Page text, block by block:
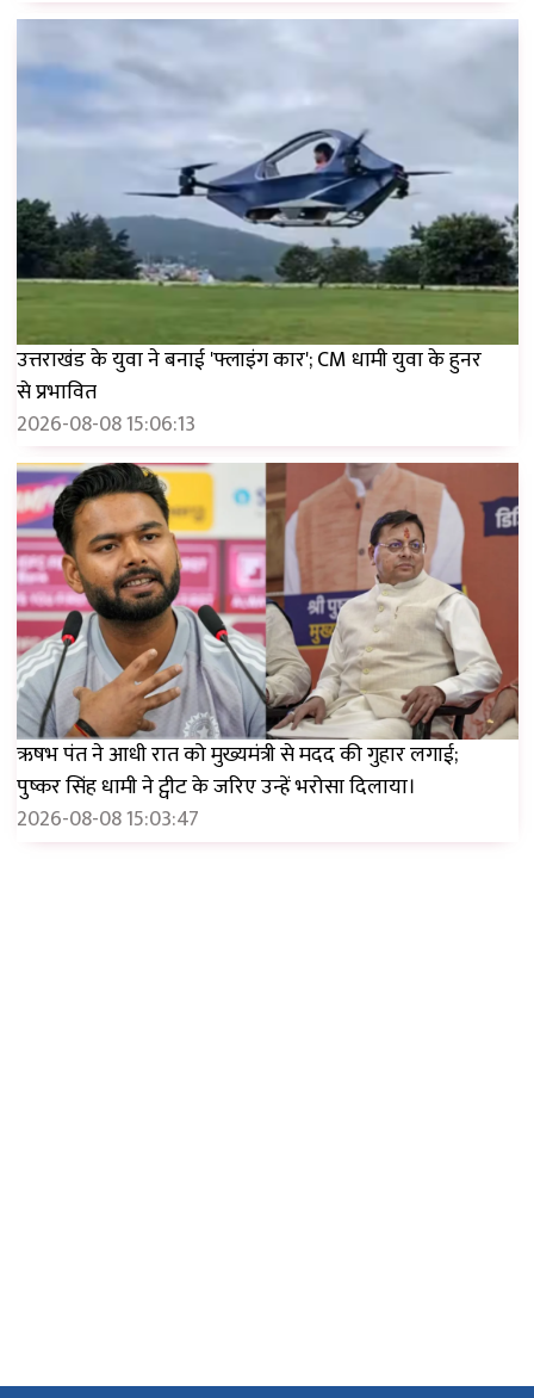
उत्तराखंड के युवा ने बनाई 'फ्लाइंग कार'; CM धामी युवा के हुनर ​​
से प्रभावित
2026-08-08 15:06:13
ऋषभ पंत ने आधी रात को मुख्यमंत्री से मदद की गुहार लगाई;
पुष्कर सिंह धामी ने ट्वीट के जरिए उन्हें भरोसा दिलाया।
2026-08-08 15:03:47